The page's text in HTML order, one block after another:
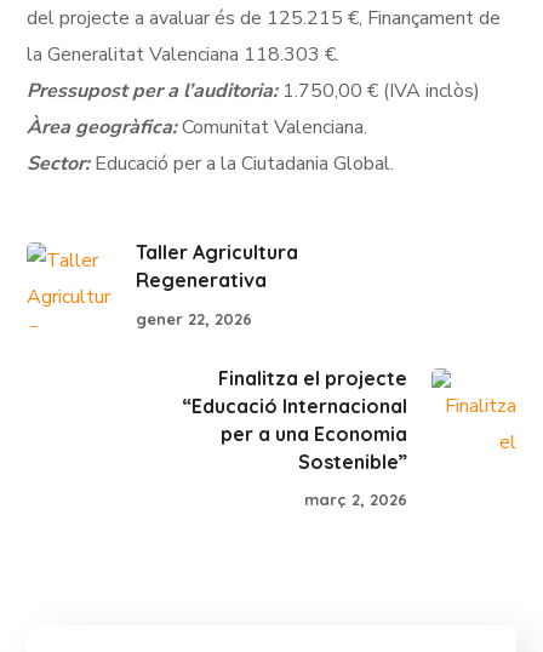
del projecte a avaluar és de 125.215 €, Finançament de
la Generalitat Valenciana 118.303 €.
Pressupost per a l’auditoria: 1.750,00 € (IVA inclòs)
Àrea geogràfica:Comunitat Valenciana.
Sector:Educació per a la Ciutadania Global.
Taller Agricultura
Regenerativa
gener 22, 2026
Finalitza el projecte
“Educació Internacional
per a una Economia
Sostenible”
març 2, 2026